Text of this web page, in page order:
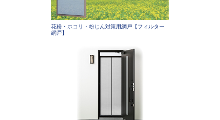
花粉・ホコリ・粉じん対策用網戸【フィルター
網戸】